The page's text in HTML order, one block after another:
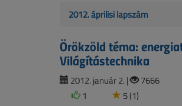
2012. áprilisi lapszám
Örökzöld téma:
Világítástechnika
2012. január 2. |
7666
1
5 (1)